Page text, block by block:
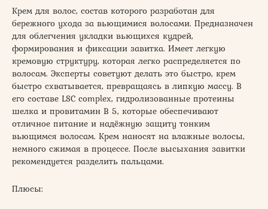
Крем для волос, состав которого разработан для
бережного ухода за вьющимися волосами. Предназначен
для облегчения укладки вьющихся кудрей,
формирования и фиксации завитка. Имеет легкую
кремовую структуру, которая легко распределяется по
волосам. Эксперты советуют делать это быстро, крем
быстро схватывается, превращаясь в липкую массу. В
его составе LSC complex, гидролизованные протеины
шелка и провитамин В 5, которые обеспечивают
отличное питание и надёжную защиту тонким
вьющимся волосам. Крем наносят на влажные волосы,
немного сжимая в процессе. После высыхания завитки
рекомендуется разделить пальцами.
Плюсы: